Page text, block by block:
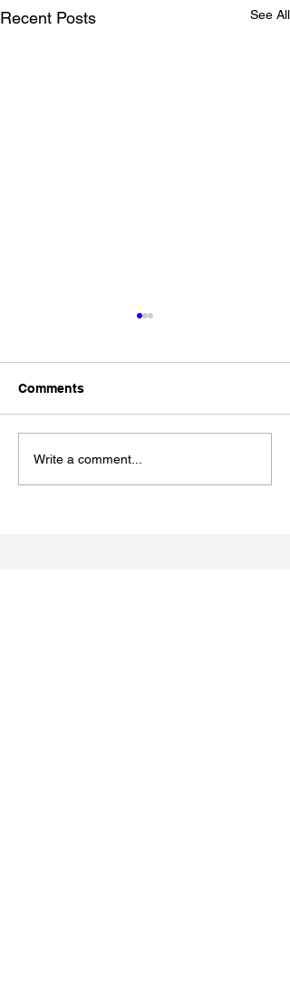
Recent Posts See All
松江あさんぽ8日目？なん
か日にちずれた？
Comments
Write a comment...